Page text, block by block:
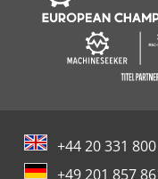
+44 20 331
+49 201 857